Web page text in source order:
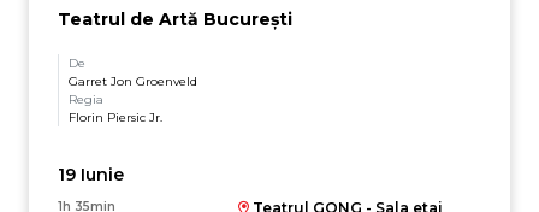
Teatrul de Artă București
De
Garret Jon Groenveld
Regia
Florin Piersic Jr.
19 Iunie
1h 35min Teatrul GONG - Sala etaj